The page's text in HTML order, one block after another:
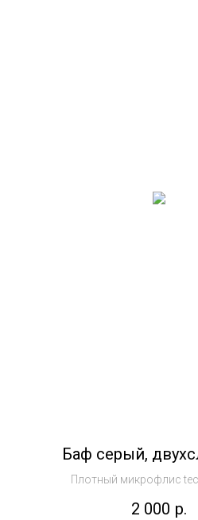
Баф серый,
Плотный микрофлис
2 000 р.